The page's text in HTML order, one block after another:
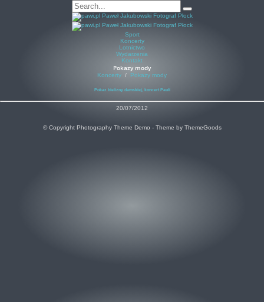
Sport
Koncerty
Lotnictwo
Wydarzenia
Kontakt
Pokazy mody
Koncerty / Pokazy mody
Pokaz bielizny damskiej, koncert Pauli
20/07/2012
© Copyright Photography Theme Demo - Theme by ThemeGoods